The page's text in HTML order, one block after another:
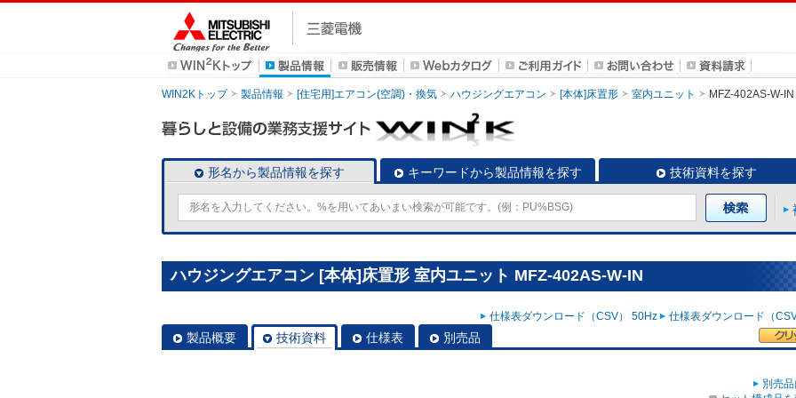
WIN2Kトップ 製品情報 [住宅用]エアコン(空調)・換気 ハウジングエアコン [本体]床置形 室内ユニット MFZ-402AS-W-IN
形名から製品情報を探す キーワードから製品情報を探す 技術資料を探す
ハウジングエアコン [本体]床置形 室内ユニット MFZ-402AS-W-IN
仕様表ダウンロード（CSV） 50Hz 仕様表ダウンロード（
製品概要 技術資料 仕様表 別売品
別売